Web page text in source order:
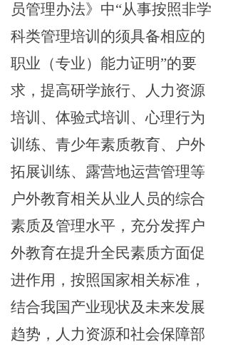
员管理办法》中“从事按照非学
科类管理培训的须具备相应的
职业（专业）能力证明”的要
求，提高研学旅行、人力资源
培训、体验式培训、心理行为
训练、青少年素质教育、户外
拓展训练、露营地运营管理等
户外教育相关从业人员的综合
素质及管理水平，充分发挥户
外教育在提升全民素质方面促
进作用，按照国家相关标准，
结合我国产业现状及未来发展
趋势，人力资源和社会保障部